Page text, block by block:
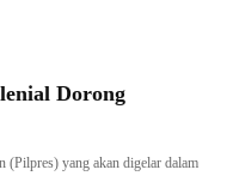
Dorong
yang akan digelar dalam